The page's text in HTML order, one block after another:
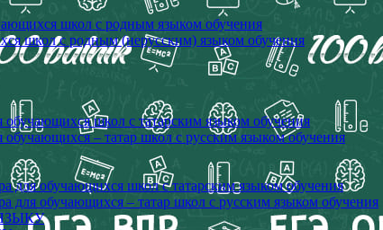
школ с родным языком обучения
школ с родным (нерусским) языком обучения
школ с татарским языком обучения
– татар школ с русским языком обучения
для обучающихся школ с татарским языком обучения
для обучающихся – татар школ с русским языком обучения
ЯЗЫКУ